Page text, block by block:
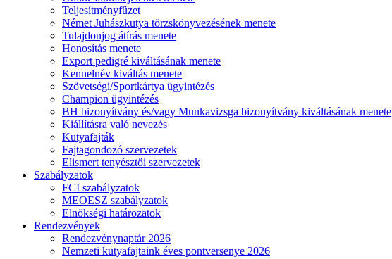
Teljesítményfűzet
Német Juhászkutya törzskönyvezésének menete
Tulajdonjog átírás menete
Honosítás menete
Export pedigré kiváltásának menete
Kennelnév kiváltás menete
Szövetségi/Sportkártya ügyintézés
Champion ügyintézés
BH bizonyítvány és/vagy Munkavizsga bizonyítvány kiváltásának menete
Kiállításra való nevezés
Kutyafajták
Fajtagondozó szervezetek
Elismert tenyésztői szervezetek
Szabályzatok
FCI szabályzatok
MEOESZ szabályzatok
Elnökségi határozatok
Rendezvények
Rendezvénynaptár 2026
Nemzeti kutyafajtaink éves pontversenye 2026